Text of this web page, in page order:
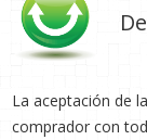
La aceptación de
comprador con